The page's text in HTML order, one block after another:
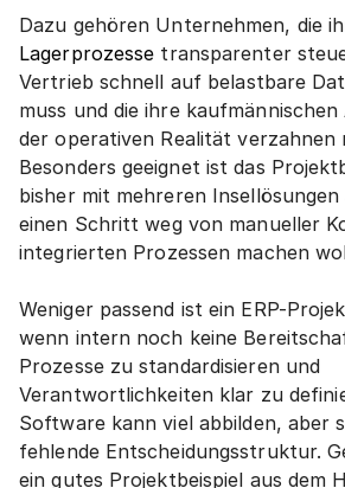
Dazu gehören Unternehmen, die
Lagerprozesse transparenter
Vertrieb schnell auf belastbare
muss und die ihre
der operativen Realität verzahnen
Besonders geeignet ist das
bisher mit mehreren
einen Schritt weg von manueller
integrierten Prozessen machen
Weniger passend ist ein ERP-
wenn intern noch keine
Prozesse zu standardisieren und
Verantwortlichkeiten klar zu
Software kann viel abbilden, aber
fehlende Entscheidungsstruktur.
ein gutes Projektbeispiel aus dem